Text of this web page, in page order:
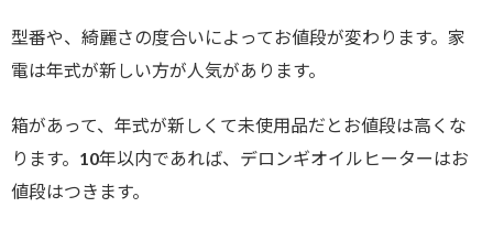
型番や、綺麗さの度合いによってお値段が変わります。家
電は年式が新しい方が人気があります。
箱があって、年式が新しくて未使用品だとお値段は高くな
ります。10年以内であれば、デロンギオイルヒーターはお
値段はつきます。